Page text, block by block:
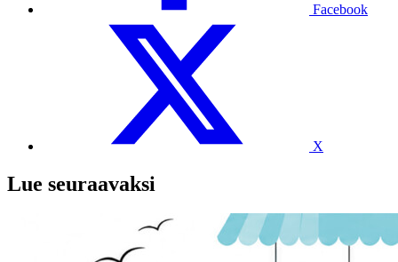
Facebook
X
Lue seuraavaksi